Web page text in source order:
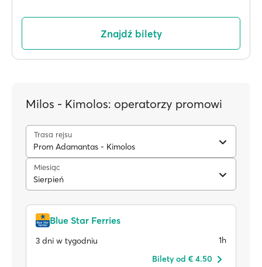
Znajdź bilety
Milos - Kimolos: operatorzy promowi
Trasa rejsu
Prom Adamantas - Kimolos
Miesiąc
Sierpień
Blue Star Ferries
3 dni w tygodniu
1h
Bilety od € 4.50